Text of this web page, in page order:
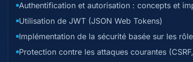
Authentification et autorisation : concepts et
Utilisation de JWT (JSON Web Tokens)
Implémentation de la sécurité basée sur les
Protection contre les attaques courantes